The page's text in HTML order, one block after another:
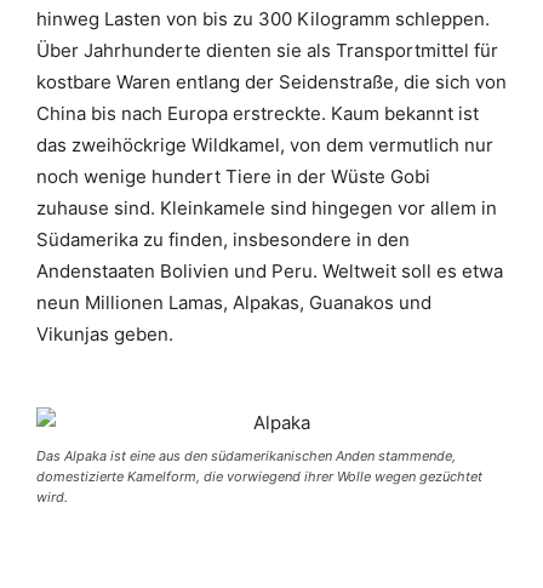
hinweg Lasten von bis zu 300 Kilogramm schleppen.
Über Jahrhunderte dienten sie als Transportmittel für
kostbare Waren entlang der Seidenstraße, die sich von
China bis nach Europa erstreckte. Kaum bekannt ist
das zweihöckrige Wildkamel, von dem vermutlich nur
noch wenige hundert Tiere in der Wüste Gobi
zuhause sind. Kleinkamele sind hingegen vor allem in
Südamerika zu finden, insbesondere in den
Andenstaaten Bolivien und Peru. Weltweit soll es etwa
neun Millionen Lamas, Alpakas, Guanakos und
Vikunjas geben.
Das Alpaka ist eine aus den südamerikanischen Anden stammende,
domestizierte Kamelform, die vorwiegend ihrer Wolle wegen gezüchtet
wird.